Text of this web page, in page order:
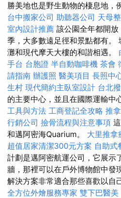
勝美地也是野生動物的棲息地，
台中搬家公司 助聽器公司 天母
室內設計推薦 該公園全年都開
季，大多數遠足徑和景點都有。
灘和現代摩天大樓的和諧相遇。
手台 台胞證 半自動咖啡機 茶會
請指南 辦護照 醫美項目 長照中
生村 現代簡約主臥室設計 台北
的主要中心，並且在國際運輸中
工具與方法 工商登記全攻略 推
行銷公司 撿骨流程與注意事項
和邁阿密海Quarium。 大里推拿
超值居家清潔300元方案 自助式
計劃是邁阿密航運公司，它展示
牆，那裡可以在戶外博物館中發
解決方案非常適合那些喜歡以自
全方位外燴服務專家 雙下巴醫美